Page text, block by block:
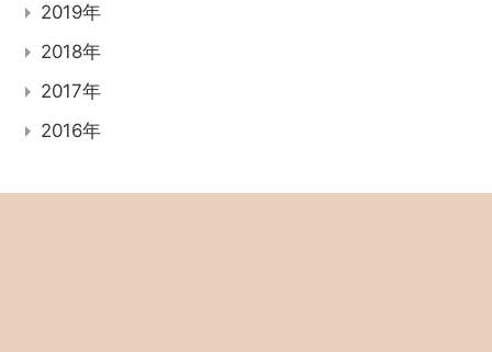
2019年
2018年
2017年
2016年